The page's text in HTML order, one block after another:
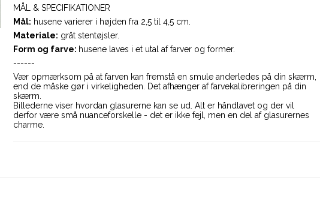
MÅL & SPECIFIKATIONER
Mål: husene varierer i højden fra 2,5 til 4,5 cm.
Materiale: gråt stentøjsler.
Form og farve: husene laves i et utal af farver og former.
------
Vær opmærksom på at farven kan fremstå en smule anderledes på din skærm,
end de måske gør i virkeligheden. Det afhænger af farvekalibreringen på din
skærm.
Billederne viser hvordan glasurerne kan se ud. Alt er håndlavet og der vil
derfor være små nuanceforskelle - det er ikke fejl, men en del af glasurernes
charme.